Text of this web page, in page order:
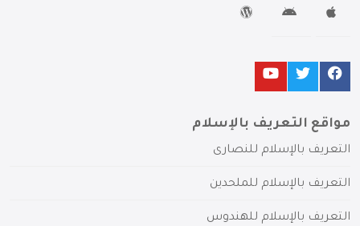
مواقع التعريف بالإسلام
التعريف بالإسلام للنصارى
التعريف بالإسلام للملحدين
التعريف بالإسلام للهندوس